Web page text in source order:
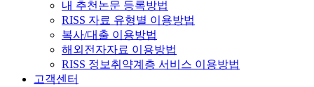
내 추천논문 등록방법
RISS 자료 유형별 이용방법
복사/대출 이용방법
해외전자자료 이용방법
RISS 정보취약계층 서비스 이용방법
고객센터